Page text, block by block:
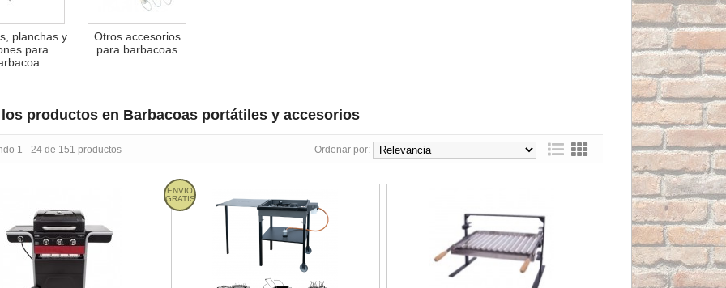
planchas y
para
Otros accesorios
para barbacoas
productos en Barbacoas portátiles y accesorios
1 - 24 de 151 productos Ordenar por:
mixta gas y carbón GAS2COAL Hybrid 2.0 3B Char Broil
ENVIO
GRATIS
Paellero plancha Flores Cortés D.Benito Soporte barbacoa con parrilla y/o plancha Inox con